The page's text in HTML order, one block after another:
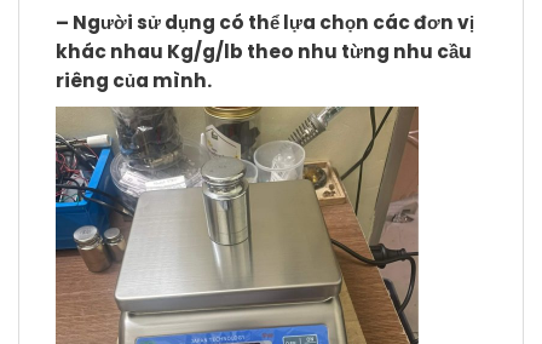
– Người sử dụng có thể lựa chọn các đơn vị
khác nhau Kg/g/lb theo nhu từng nhu cầu
riêng của mình.